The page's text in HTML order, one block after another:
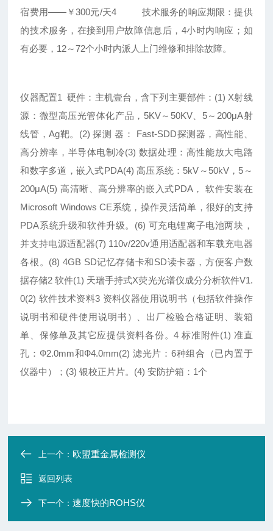
宿费用——￥300元/天4 技术服务的响应期限：提供
的技术服务，在接到用户故障信息后，4小时内响应；如
有必要，12～72个小时内派人上门维修和排除故障。
仪器配置1 硬件：主机壹台，含下列主要部件：(1) X射线
源：微型高压光管体化产品，5KV～50KV、5～200μA射
线管，Ag靶。(2) 探测 器： Fast-SDD探测器，高性能、
高分辨率，半导体电制冷(3) 数据处理：高性能放大电路
和数字多道，嵌入式PDA(4) 高压系统：5kV～50kV，5～
200μA(5) 高清晰、高分辨率的嵌入式PDA， 软件安装在
Microsoft Windows CE系统，操作灵活简单，很好的支持
PDA系统升级和软件升级。(6) 可充电锂离子电池两块，
并支持电源适配器(7) 110v/220v通用适配器和车载充电器
各根。(8) 4GB SD记忆存储卡和SD读卡器，方便客户数
据存储2 软件(1) 天瑞手持式X荧光光谱仪成分分析软件V1.
0(2) 软件技术资料3 资料仪器使用说明书（包括软件操作
说明书和硬件使用说明书）、出厂检验合格证明、装箱
单、保修单及其它应提供资料各份。4 标准附件(1) 准直
孔：Ф2.0mm和Ф4.0mm(2) 滤光片：6种组合（已内置于
仪器中）；(3) 银校正片片。(4) 安防护箱：1个
上一个： 欧盟重金属检测仪
返回列表
下一个：速度快的ROHS仪